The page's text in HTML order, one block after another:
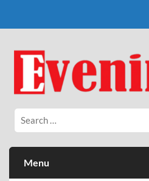
Eveniment Valcean
Menu